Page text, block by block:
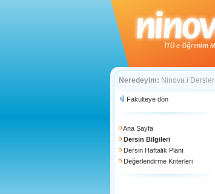
Neredeyim: Ninova / Dersler
Fakülteye dön
Ana Sayfa
Dersin Bilgileri
Dersin Haftalık Planı
Değerlendirme Kriterleri